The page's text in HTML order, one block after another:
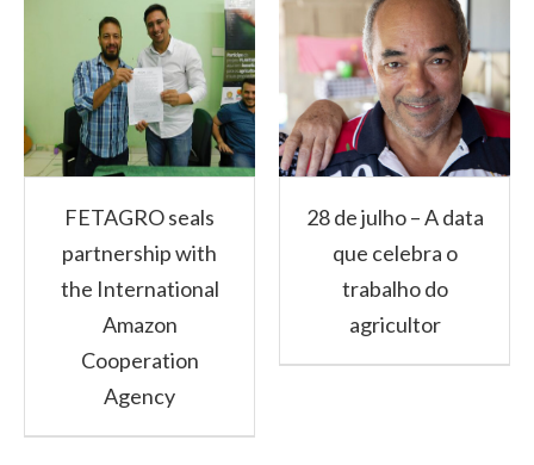
FETAGRO seals
partnership with
the International
Amazon
Cooperation
Agency
28 de julho – A data
que celebra o
trabalho do
agricultor